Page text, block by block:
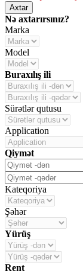
Axtar
Nə axtarırsınız?
Marka
Model
Buraxılış ili
Sürətlər qutusu
Application
Qiymət
Kateqoriya
Şəhər
Yürüş
Rent